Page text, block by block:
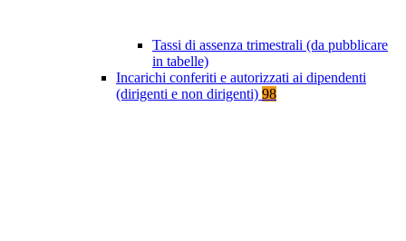
Tassi di assenza trimestrali (da pubblicare
in tabelle)
Incarichi conferiti e autorizzati ai dipendenti
(dirigenti e non dirigenti) 98